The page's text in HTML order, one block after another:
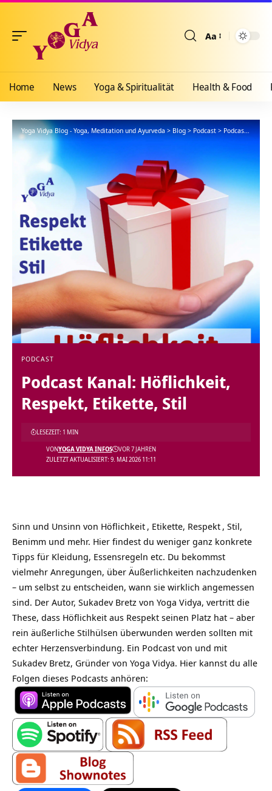
Aa
Home News Yoga & Spiritualität Health & Food
Yoga Vidya Blog - Yoga, Meditation und Ayurveda>Blog>Podcast>Podcast Kanal: Höflichkeit, Respekt, Etikette, Stil
PODCAST
Podcast Kanal: Höflichkeit,
Respekt, Etikette, Stil
ZULETZT AKTUALISIERT: 9. MAI 2026 11:11
VONYOGA VIDYA INFOS VOR 7 JAHREN
LESEZEIT: 1 MIN
Sinn und Unsinn von Höflichkeit , Etikette, Respekt , Stil,
Benimm und mehr. Hier findest du weniger ganz konkrete
Tipps für Kleidung, Essensregeln etc. Du bekommst
vielmehr Anregungen, über Äußerlichkeiten nachzudenken
– um selbst zu entscheiden, wann sie wirklich angemessen
sind. Der Autor, Sukadev Bretz von Yoga Vidya, vertritt die
These, dass Höflichkeit aus Respekt seinen Platz hat – aber
rein äußerliche Stilhülsen überwunden werden sollten mit
echter Herzensverbindung. Ein Podcast von und mit
Sukadev Bretz, Gründer von Yoga Vidya. Hier kannst du alle
Folgen dieses Podcasts anhören: